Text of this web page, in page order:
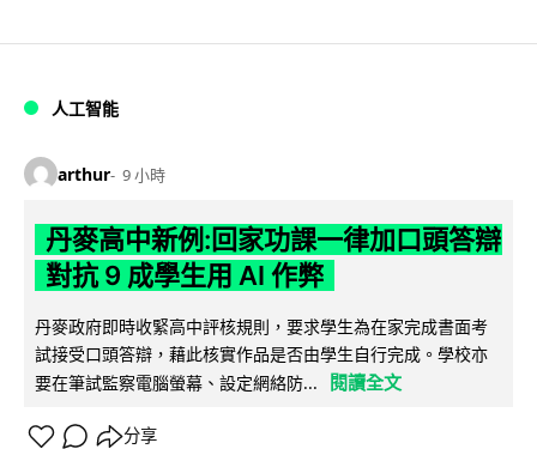
人工智能
arthur 9 小時
丹麥高中新例:回家功課一律加口頭答辯
對抗 9 成學生用 AI 作弊
丹麥政府即時收緊高中評核規則，要求學生為在家完成書面考
試接受口頭答辯，藉此核實作品是否由學生自行完成。學校亦
要在筆試監察電腦螢幕、設定網絡防...
閱讀全文
分享